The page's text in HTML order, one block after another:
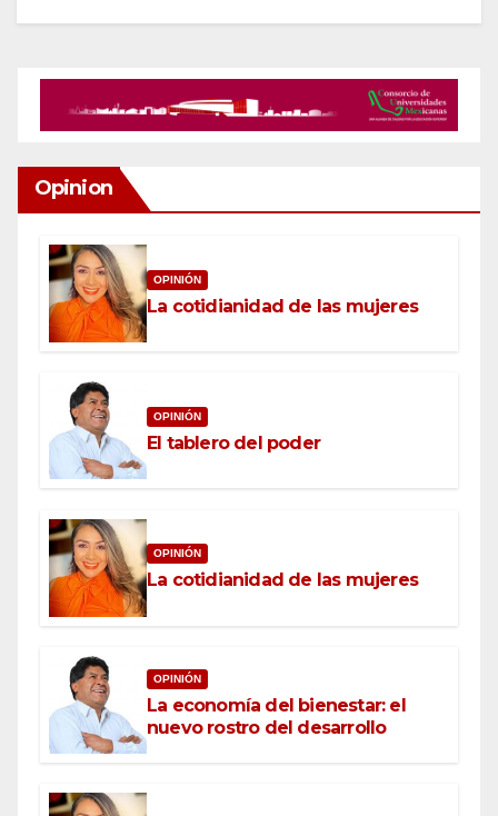
Opinion
OPINIÓN
La cotidianidad de las mujeres
OPINIÓN
El tablero del poder
OPINIÓN
La cotidianidad de las mujeres
OPINIÓN
La economía del bienestar: el
nuevo rostro del desarrollo